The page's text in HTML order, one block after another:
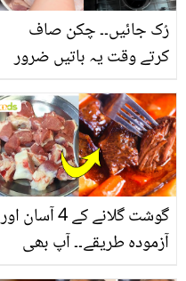
رُک جائیں۔۔ چکن صاف
کرتے وقت یہ باتیں ضرور
گوشت گلانے کے 4 آسان اور
آزمودہ طریقے۔۔ آپ بھی